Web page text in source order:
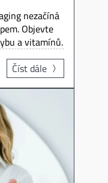
nezačíná
Objevte
a vitamínů.
Číst dále